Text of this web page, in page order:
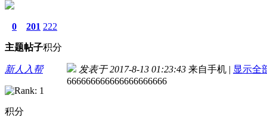
0
主题
201
帖子
222
积分
新人入帮
积分
发表于 2017-8-13 01:23:43 来自手机 | 显示全
666666666666666666666